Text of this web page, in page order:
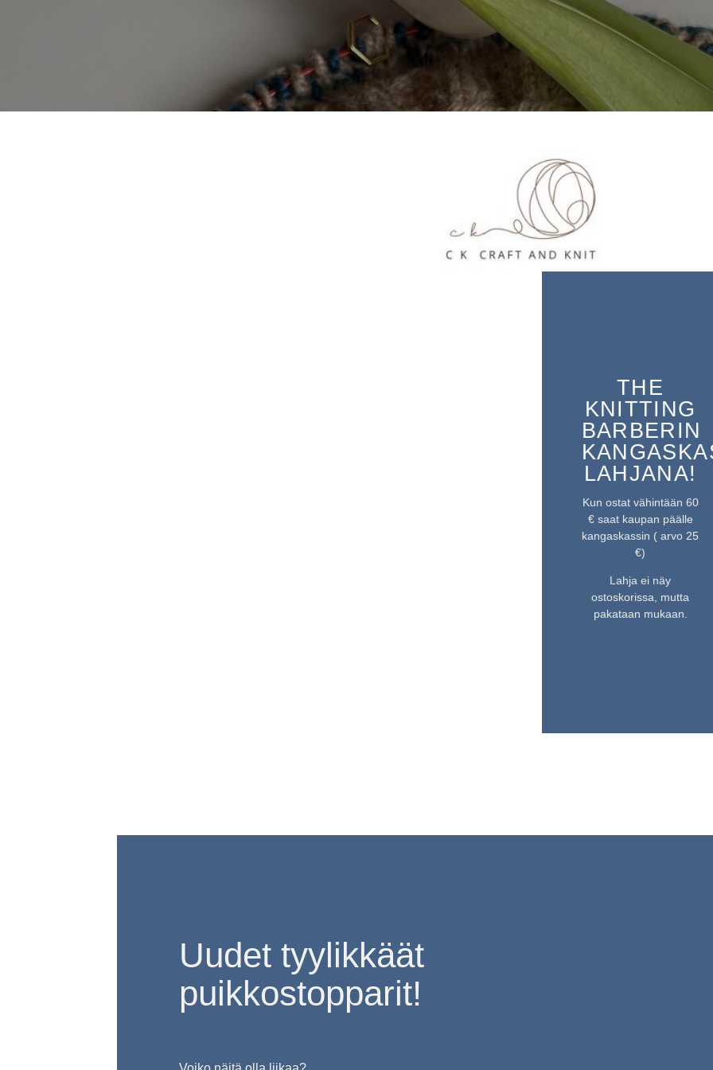
THE
KNITTING
BARBERIN
LAHJANA!
Kun ostat vähintään 60
€ saat kaupan päälle
kangaskassin ( arvo 25
€)
Lahja ei näy
ostoskorissa, mutta
pakataan mukaan.
Uudet tyylikkäät
puikkostopparit!